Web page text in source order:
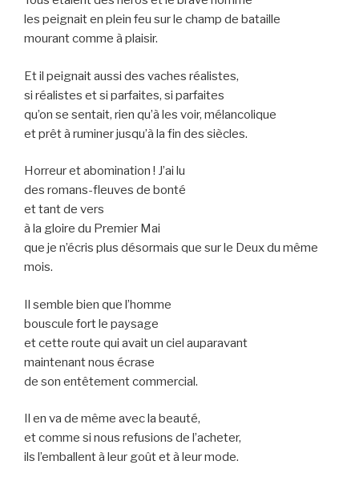
les peignait en plein feu sur le champ de bataille
mourant comme à plaisir.
Et il peignait aussi des vaches réalistes,
si réalistes et si parfaites, si parfaites
qu’on se sentait, rien qu’à les voir, mélancolique
et prêt à ruminer jusqu’à la fin des siècles.
Horreur et abomination ! J’ai lu
des romans-fleuves de bonté
et tant de vers
à la gloire du Premier Mai
que je n’écris plus désormais que sur le Deux du même
mois.
Il semble bien que l’homme
bouscule fort le paysage
et cette route qui avait un ciel auparavant
maintenant nous écrase
de son entêtement commercial.
Il en va de même avec la beauté,
et comme si nous refusions de l’acheter,
ils l’emballent à leur goût et à leur mode.